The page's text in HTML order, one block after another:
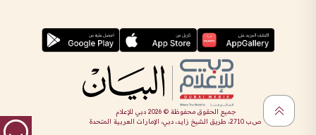
جميع الحقوق محفوظة ©2026 دبي للإعلام
ص.ب 2710، طريق الشيخ زايد، دبي، الإمارات العربية المتحدة